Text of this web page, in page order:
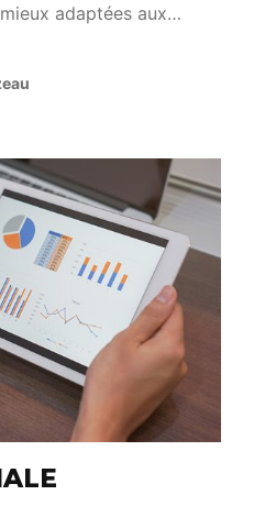
adaptées aux
au cœur du port
cadre directement
du territoire.
de […]